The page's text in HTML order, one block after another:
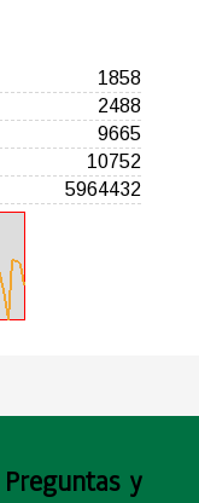
1858
2488
9665
10752
5964432
Preguntas y